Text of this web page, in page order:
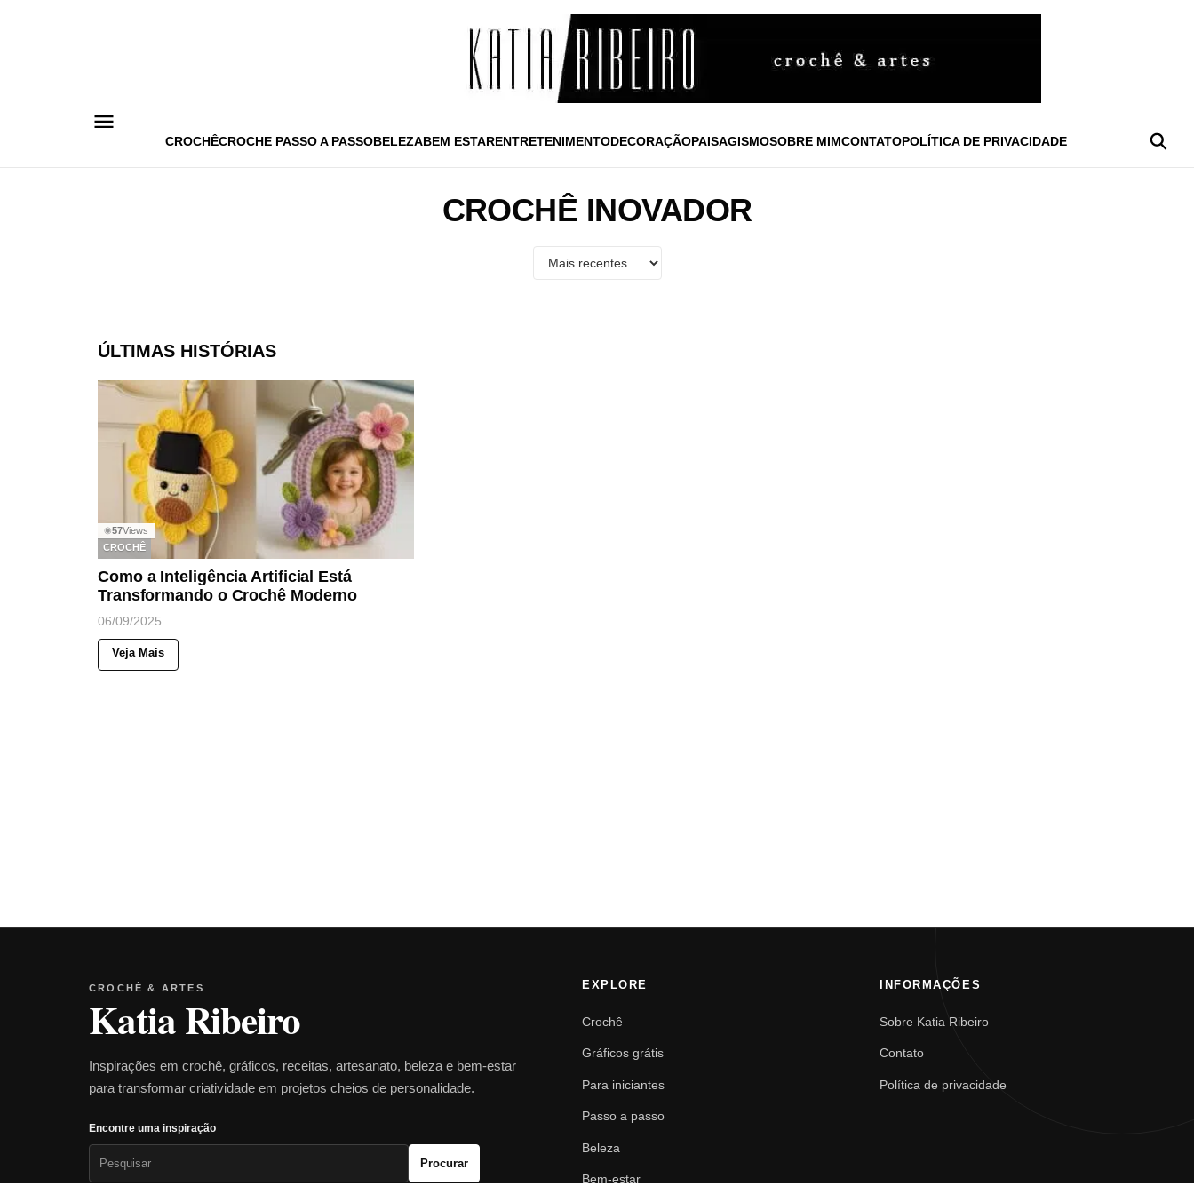
CROCHÊCROCHE PASSO A PASSOBELEZABEM ESTARENTRETENIMENTODECORAÇÃOPAISAGISMOSOBRE MIMCONTATOPOLÍTICA DE PRIVACIDADE
CROCHÊ INOVADOR
ÚLTIMAS HISTÓRIAS
◉57Views
CROCHÊ
Como a Inteligência Artificial Está
Transformando o Crochê Moderno
06/09/2025
Veja Mais
CROCHÊ & ARTES
Katia Ribeiro
Inspirações em crochê, gráficos, receitas, artesanato, beleza e bem-estar
para transformar criatividade em projetos cheios de personalidade.
Encontre uma inspiração
Procurar
EXPLORE
Crochê
Gráficos grátis
Para iniciantes
Passo a passo
Beleza
Bem-estar
INFORMAÇÕES
Sobre Katia Ribeiro
Contato
Política de privacidade